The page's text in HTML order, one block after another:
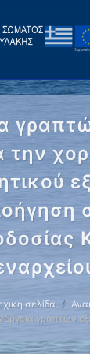
την
σελίδα
γραπτών